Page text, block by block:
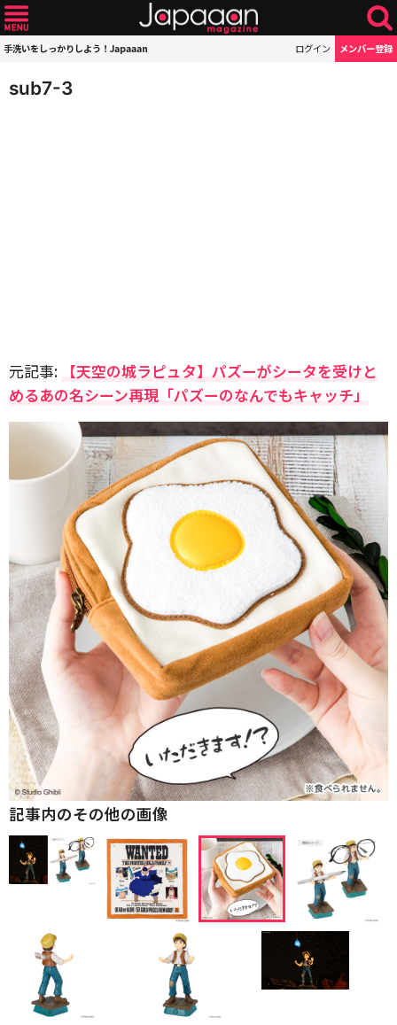
手洗いをしっかりしよう！Japaaan ログイン メンバー登録
sub7-3
元記事: 【天空の城ラピュタ】パズーがシータを受けと
めるあの名シーン再現「パズーのなんでもキャッチ」
記事内のその他の画像